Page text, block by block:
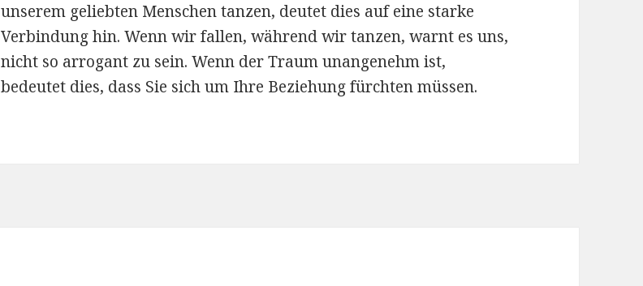
unserem geliebten Menschen tanzen, deutet dies auf eine starke
Verbindung hin. Wenn wir fallen, während wir tanzen, warnt es uns,
nicht so arrogant zu sein. Wenn der Traum unangenehm ist,
bedeutet dies, dass Sie sich um Ihre Beziehung fürchten müssen.